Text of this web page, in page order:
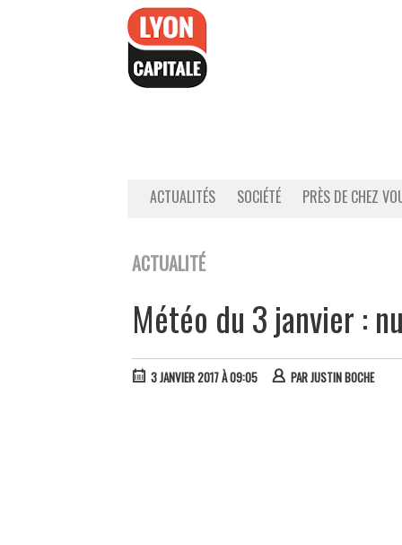
ACTUALITÉS SOCIÉTÉ PRÈS DE CHEZ
ACTUALITÉ
Météo du 3 janvier :
3 JANVIER 2017 À 09:05 PARJUSTIN BOCHE